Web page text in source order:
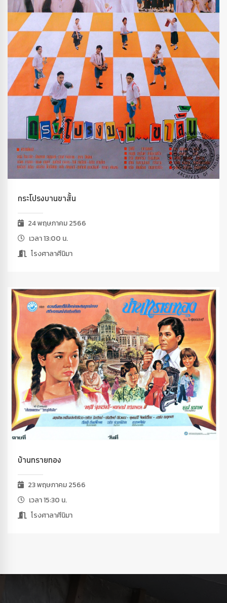
กระโปรงบานขาสั้น
24 พฤษภาคม 2566
เวลา 13:00 น.
โรงศาลาศีนิมา
บ้านทรายทอง
23 พฤษภาคม 2566
เวลา 15:30 น.
โรงศาลาศีนิมา